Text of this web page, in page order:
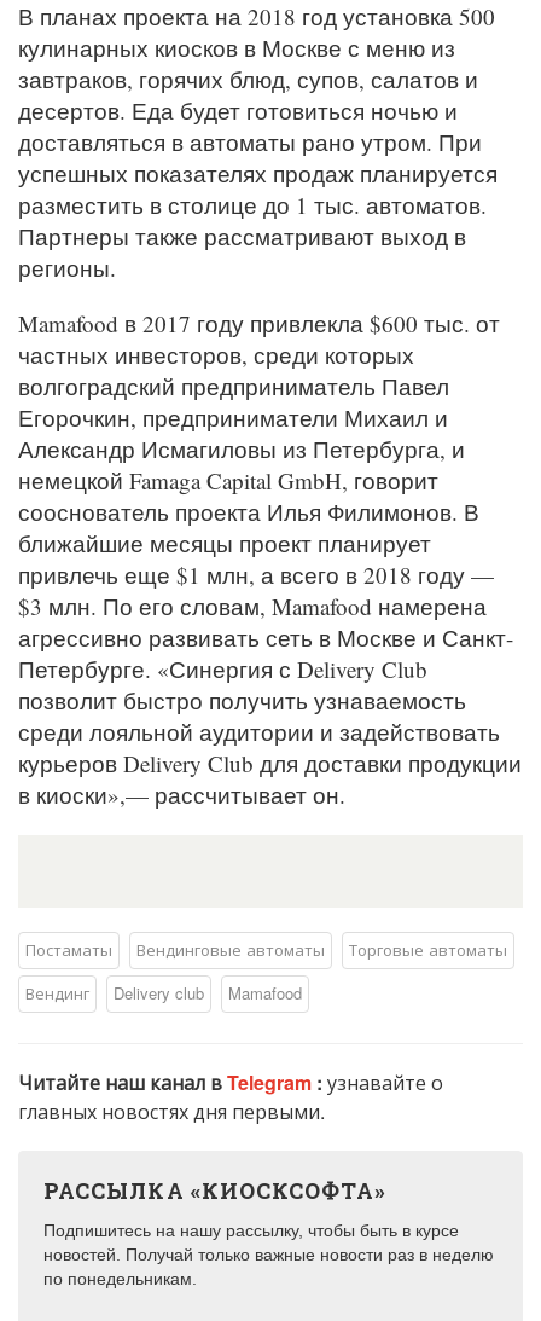
В планах проекта на 2018 год установка 500
кулинарных киосков в Москве с меню из
завтраков, горячих блюд, супов, салатов и
десертов. Еда будет готовиться ночью и
доставляться в автоматы рано утром. При
успешных показателях продаж планируется
разместить в столице до 1 тыс. автоматов.
Партнеры также рассматривают выход в
регионы.
Mamafood в 2017 году привлекла $600 тыс. от
частных инвесторов, среди которых
волгоградский предприниматель Павел
Егорочкин, предприниматели Михаил и
Александр Исмагиловы из Петербурга, и
немецкой Famaga Capital GmbH, говорит
сооснователь проекта Илья Филимонов. В
ближайшие месяцы проект планирует
привлечь еще $1 млн, а всего в 2018 году —
$3 млн. По его словам, Mamafood намерена
агрессивно развивать сеть в Москве и Санкт-
Петербурге. «Синергия с Delivery Club
позволит быстро получить узнаваемость
среди лояльной аудитории и задействовать
курьеров Delivery Club для доставки продукции
в киоски»,— рассчитывает он.
Постаматы Вендинговые автоматы
Торговые автоматы
Вендинг
Delivery club Mamafood
Читайте наш канал вTelegram : узнавайте о
главных новостях дня первыми.
РАССЫЛКА «КИОСКСОФТА»
Подпишитесь на нашу рассылку, чтобы быть в курсе
новостей. Получай только важные новости раз в неделю
по понедельникам.